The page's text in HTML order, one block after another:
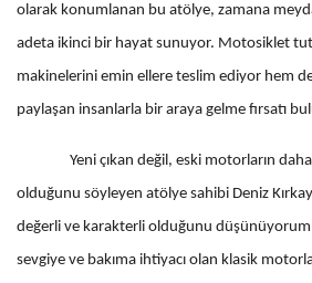
olarak konumlanan bu atölye, zamana
adeta ikinci bir hayat sunuyor. Motosiklet
makinelerini emin ellere teslim ediyor hem
paylaşan insanlarla bir araya gelme fırsatı
Yeni çıkan değil, eski motorların daha
olduğunu söyleyen atölye sahibi Deniz
değerli ve karakterli olduğunu
sevgiye ve bakıma ihtiyacı olan klasik